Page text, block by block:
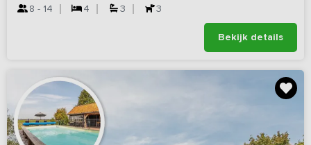
8 - 14 4 3 3
Bekijk details